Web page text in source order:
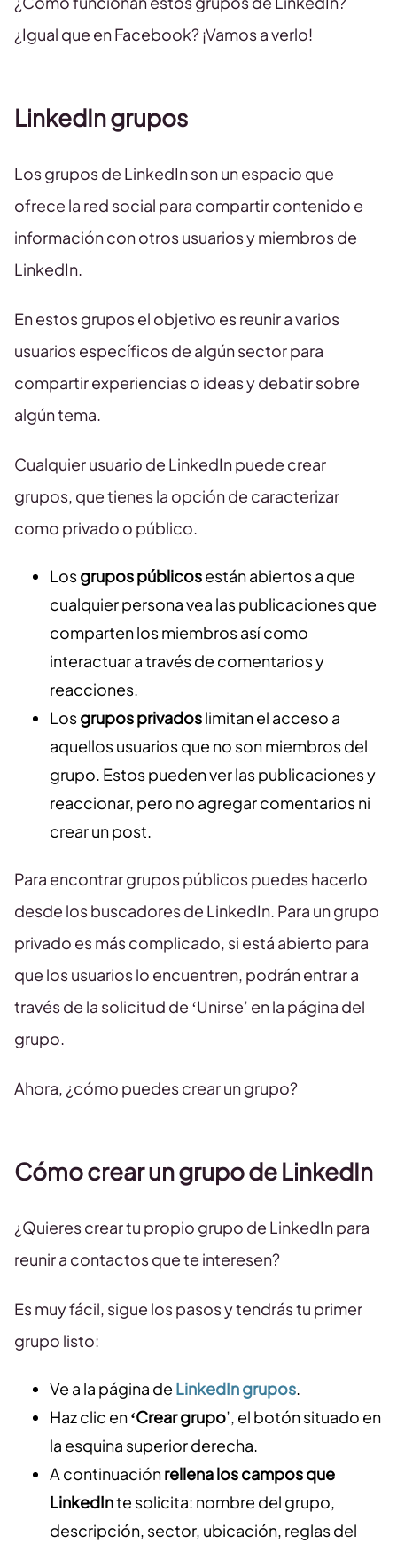
¿Igual que en Facebook? ¡Vamos a verlo!
LinkedIn grupos
Los grupos de LinkedIn son un espacio que
ofrece la red social para compartir contenido e
información con otros usuarios y miembros de
LinkedIn.
En estos grupos el objetivo es reunir a varios
usuarios específicos de algún sector para
compartir experiencias o ideas y debatir sobre
algún tema.
Cualquier usuario de LinkedIn puede crear
grupos, que tienes la opción de caracterizar
como privado o público.
Losgrupos públicosestán abiertos a que
cualquier persona vea las publicaciones que
comparten los miembros así como
interactuar a través de comentarios y
reacciones.
Losgrupos privadoslimitan el acceso a
aquellos usuarios que no son miembros del
grupo. Estos pueden ver las publicaciones y
reaccionar, pero no agregar comentarios ni
crear un post.
Para encontrar grupos públicos puedes hacerlo
desde los buscadores de LinkedIn. Para un grupo
privado es más complicado, si está abierto para
que los usuarios lo encuentren, podrán entrar a
través de la solicitud de ‘Unirse’ en la página del
grupo.
Ahora, ¿cómo puedes crear un grupo?
Cómo crear un grupo de LinkedIn
¿Quieres crear tu propio grupo de LinkedIn para
reunir a contactos que te interesen?
Es muy fácil, sigue los pasos y tendrás tu primer
grupo listo:
Ve a la página de LinkedIn grupos.
Haz clic en‘Crear grupo’, el botón situado en
la esquina superior derecha.
A continuaciónrellena los campos que
LinkedInte solicita: nombre del grupo,
descripción, sector, ubicación, reglas del